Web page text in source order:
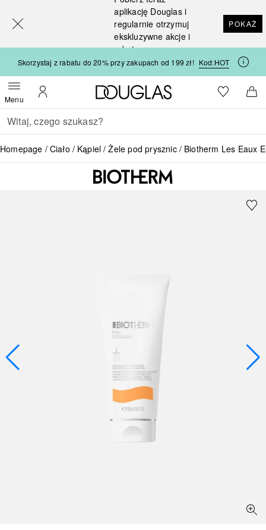
aplikację Douglas i
regularnie otrzymuj
ekskluzywne akcje i
rabaty
POKAŻ
Skorzystaj z rabatu do 20% przy zakupach od 199 zł! Kod:HOT
MenuOtwórz menuMoje konto
Strona główna Douglas
Do listyDo
Wracać
Wykonaj wyszukiwanie
Homepage Ciało Kąpiel Żele pod prysznic Biotherm Les Eaux
[navigation.slideout.screenreader]